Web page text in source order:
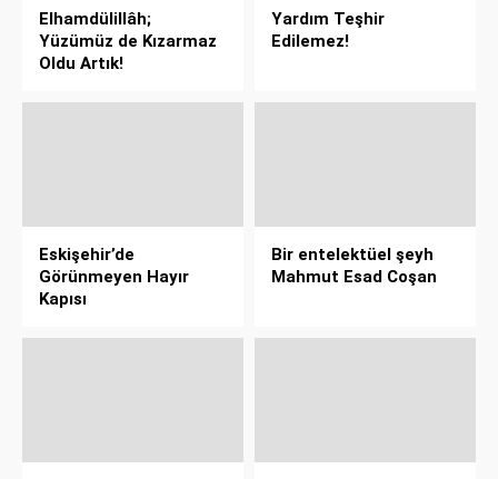
Elhamdülillâh;
Yüzümüz de Kızarmaz
Oldu Artık!
Yardım Teşhir
Edilemez!
Eskişehir’de
Görünmeyen Hayır
Kapısı
Bir entelektüel şeyh
Mahmut Esad Coşan